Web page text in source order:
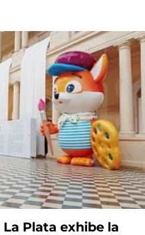
Plata exhibe la